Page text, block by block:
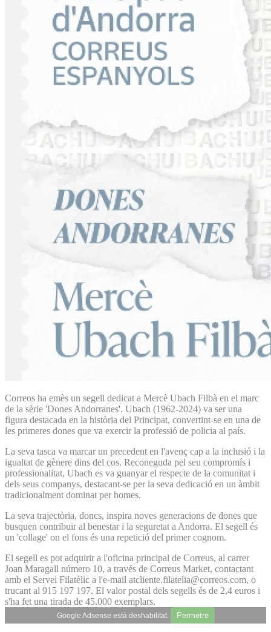
Correos ha emès un segell dedicat a Mercè Ubach Filbà en el marc
de la sèrie 'Dones Andorranes'. Ubach (1962-2024) va ser una
figura destacada en la història del Principat, convertint-se en una de
les primeres dones que va exercir la professió de policia al país.
La seva tasca va marcar un precedent en l'avenç cap a la inclusió i la
igualtat de gènere dins del cos. Reconeguda pel seu compromís i
professionalitat, Ubach es va guanyar el respecte de la comunitat i
dels seus companys, destacant-se per la seva dedicació en un àmbit
tradicionalment dominat per homes.
La seva trajectòria, doncs, inspira noves generacions de dones que
busquen contribuir al benestar i la seguretat a Andorra. El segell és
un 'collage' on el fons és una repetició del primer cognom.
El segell es pot adquirir a l'oficina principal de Correus, al carrer
Joan Maragall número 10, a través de Correus Market, contactant
amb el Servei Filatèlic a l'e-mail atcliente.filatelia@correos.com, o
trucant al 915 197 197. El valor postal dels segells és de 2,4 euros i
s'ha fet una tirada de 45.000 exemplars.
Google Adsense està deshabilitat. Permetre